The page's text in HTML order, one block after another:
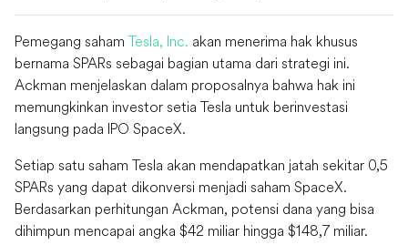
Pemegang saham Tesla, Inc. akan menerima hak khusus
bernama SPARs sebagai bagian utama dari strategi ini.
Ackman menjelaskan dalam proposalnya bahwa hak ini
memungkinkan investor setia Tesla untuk berinvestasi
langsung pada IPO SpaceX.
Setiap satu saham Tesla akan mendapatkan jatah sekitar 0,5
SPARs yang dapat dikonversi menjadi saham SpaceX.
Berdasarkan perhitungan Ackman, potensi dana yang bisa
dihimpun mencapai angka $42 miliar hingga $148,7 miliar.